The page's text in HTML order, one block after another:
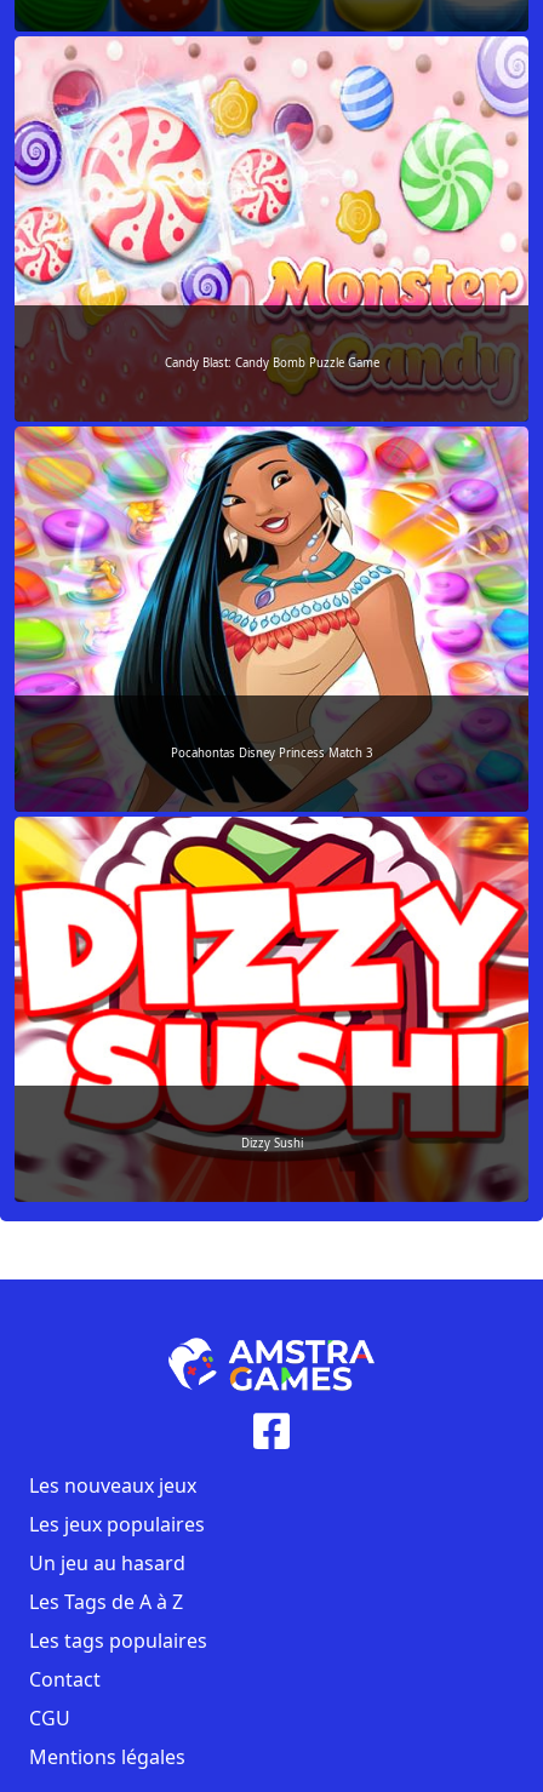
Candy Blast: Candy Bomb Puzzle Game
Pocahontas Disney Princess Match 3
Dizzy Sushi
Les nouveaux jeux
Les jeux populaires
Un jeu au hasard
Les Tags de A à Z
Les tags populaires
Contact
CGU
Mentions légales